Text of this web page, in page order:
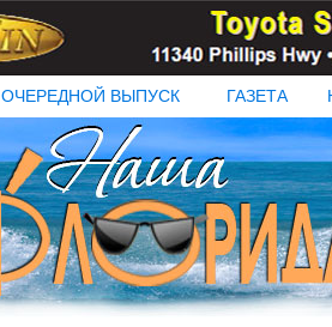
ОЧЕРЕДНОЙ ВЫПУСК ГАЗЕТА